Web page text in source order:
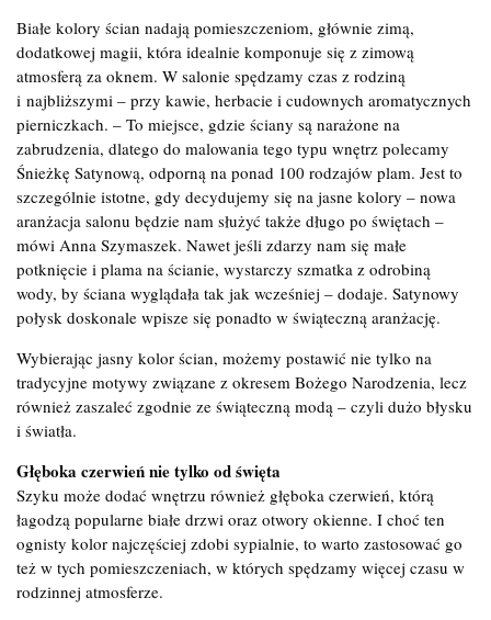
Białe kolory ścian nadają pomieszczeniom, głównie zimą,
dodatkowej magii, która idealnie komponuje się z zimową
atmosferą za oknem. W salonie spędzamy czas z rodziną
i najbliższymi – przy kawie, herbacie i cudownych aromatycznych
pierniczkach. – To miejsce, gdzie ściany są narażone na
zabrudzenia, dlatego do malowania tego typu wnętrz polecamy
Śnieżkę Satynową, odporną na ponad 100 rodzajów plam. Jest to
szczególnie istotne, gdy decydujemy się na jasne kolory – nowa
aranżacja salonu będzie nam służyć także długo po świętach –
mówi Anna Szymaszek. Nawet jeśli zdarzy nam się małe
potknięcie i plama na ścianie, wystarczy szmatka z odrobiną
wody, by ściana wyglądała tak jak wcześniej – dodaje. Satynowy
połysk doskonale wpisze się ponadto w świąteczną aranżację.
Wybierając jasny kolor ścian, możemy postawić nie tylko na
tradycyjne motywy związane z okresem Bożego Narodzenia, lecz
również zaszaleć zgodnie ze świąteczną modą – czyli dużo błysku
i światła.
Głęboka czerwień nie tylko od święta
Szyku może dodać wnętrzu również głęboka czerwień, którą
łagodzą popularne białe drzwi oraz otwory okienne. I choć ten
ognisty kolor najczęściej zdobi sypialnie, to warto zastosować go
też w tych pomieszczeniach, w których spędzamy więcej czasu w
rodzinnej atmosferze.